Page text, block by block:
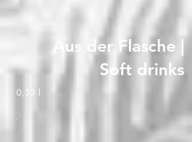
Aus der Flasche |
Soft drinks
0,33 l